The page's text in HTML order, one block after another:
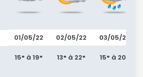
01/05/22
15° à 19°
02/05/22
13° à 22°
03/05/22
15° à 20°